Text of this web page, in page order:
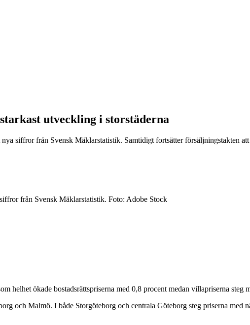
utveckling i storstäderna
siffror från Svensk Mäklarstatistik. Samtidigt fortsätter försäljningstakten
från Svensk Mäklarstatistik. Foto: Adobe Stock
helhet ökade bostadsrättspriserna med 0,8 procent medan villapriserna
och Malmö. I både Storgöteborg och centrala Göteborg steg priserna